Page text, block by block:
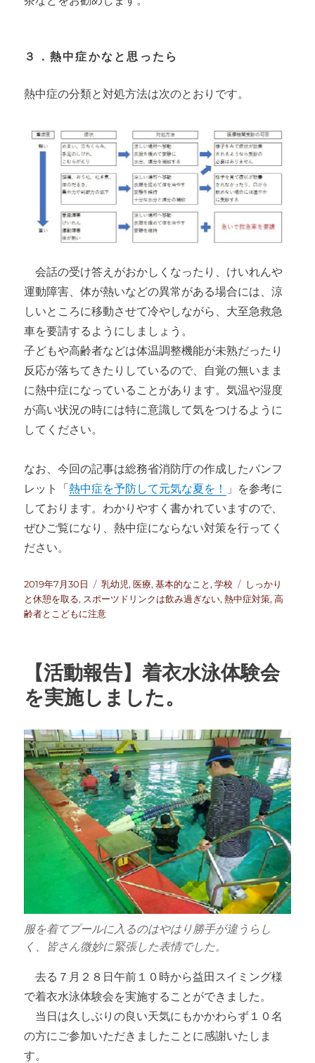
３．熱中症かなと思ったら
熱中症の分類と対処方法は次のとおりです。
会話の受け答えがおかしくなったり、けいれんや
運動障害、体が熱いなどの異常がある場合には、涼
しいところに移動させて冷やしながら、大至急救急
車を要請するようにしましょう。
子どもや高齢者などは体温調整機能が未熟だったり
反応が落ちてきたりしているので、自覚の無いまま
に熱中症になっていることがあります。気温や湿度
が高い状況の時には特に意識して気をつけるように
してください。
なお、今回の記事は総務省消防庁の作成したパンフ
レット「熱中症を予防して元気な夏を！
」を参考に
しております。わかりやすく書かれていますので、
ぜひご覧になり、熱中症にならない対策を行ってく
ださい。
投
稿
日:
2019年7月30日
カ
テ
ゴ
乳幼児,医療,基本的なこと,学校
タ
グ
しっかり
と休憩を取る, スポーツドリンクは飲み過ぎない,熱中症対策,高
齢者とこどもに注意
【活動報告】着衣水泳体験会
を実施しました。
服を着てプールに入るのはやはり勝手が違うらし
く、皆さん微妙に緊張した表情でした。
去る７月２８日午前１０時から益田スイミング様
で着衣水泳体験会を実施することができました。
当日は久しぶりの良い天気にもかかわらず１０名
の方にご参加いただきましたことに感謝いたしま
す。